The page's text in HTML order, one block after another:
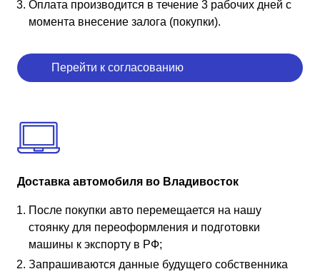
Оплата производится в течение 3 рабочих дней с
момента внесение залога (покупки).
Перейти к согласованию
Доставка автомобиля во Владивосток
После покупки авто перемещается на нашу
стоянку для переоформления и подготовки
машины к экспорту в РФ;
Запрашиваются данные будущего собственника